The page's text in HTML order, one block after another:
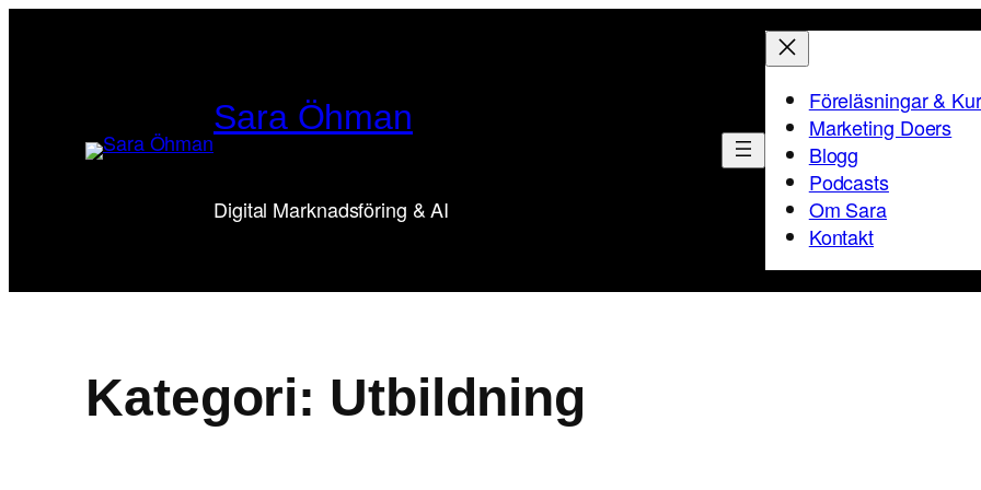
Sara Öhman
Digital Marknadsföring & AI
Föreläsningar &
Marketing Doers
Blogg
Podcasts
Om Sara
Kontakt
Kategori: Utbildning